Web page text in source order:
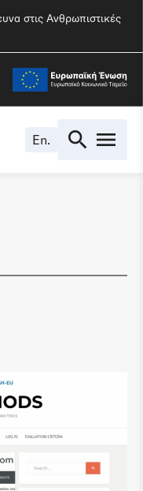
στις Ανθρωπιστικές
En.